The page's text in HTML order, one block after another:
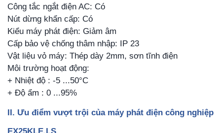
Công tắc ngắt điện AC: Có
Nút dừng khẩn cấp: Có
Kiểu máy phát điện: Giảm âm
Cấp bảo vệ chống thâm nhập: IP 23
Vật liệu vỏ máy: Thép dày 2mm, sơn tĩnh điện
Môi trường hoạt động:
+ Nhiệt độ : -5 ...50°C
+ Độ ẩm : 0 ...95%
II. Ưu điểm vượt trội của máy phát điện công nghiệp